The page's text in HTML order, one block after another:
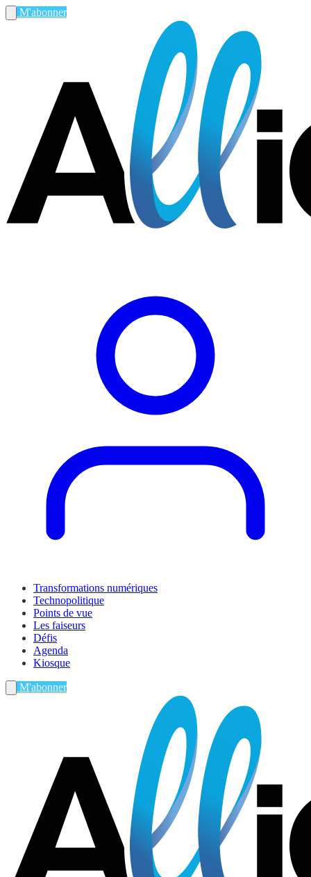
M'abonner
Transformations numériques
Technopolitique
Points de vue
Les faiseurs
Défis
Agenda
Kiosque
M'abonner